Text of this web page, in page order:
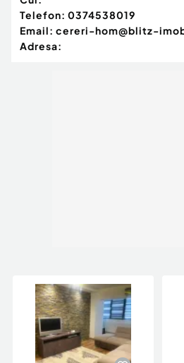
Telefon: 0374538019
Email: cereri-hom@blitz-
Adresa: